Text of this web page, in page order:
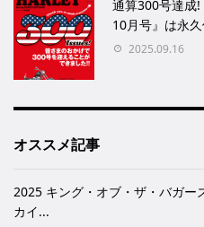
通算300号達成
10月号』は永
2025.09.16
オススメ記事
2025 キング・オブ・ザ・バガー
カイ...